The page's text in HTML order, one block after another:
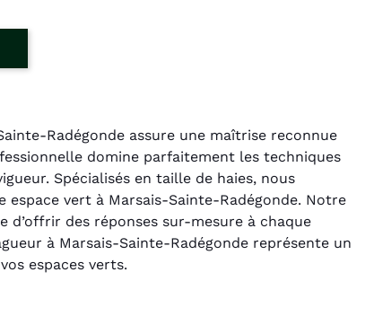
Radégonde assure une maîtrise reconnue
domine parfaitement les techniques
Spécialisés en taille de haies, nous
vert à Marsais-Sainte-Radégonde. Notre
d’offrir des réponses sur-mesure à chaque
à Marsais-Sainte-Radégonde représente un
espaces verts.